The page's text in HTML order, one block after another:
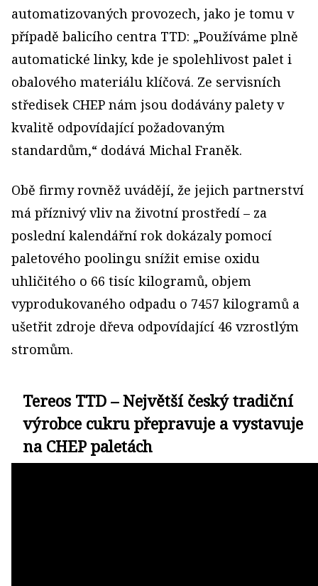
automatizovaných provozech, jako je tomu v
případě balicího centra TTD: „Používáme plně
automatické linky, kde je spolehlivost palet i
obalového materiálu klíčová. Ze servisních
středisek CHEP nám jsou dodávány palety v
kvalitě odpovídající požadovaným
standardům,“ dodává Michal Franěk.
Obě firmy rovněž uvádějí, že jejich partnerství
má příznivý vliv na životní prostředí – za
poslední kalendářní rok dokázaly pomocí
paletového poolingu snížit emise oxidu
uhličitého o 66 tisíc kilogramů, objem
vyprodukovaného odpadu o 7457 kilogramů a
ušetřit zdroje dřeva odpovídající 46 vzrostlým
stromům.
Tereos TTD – Největší český tradiční
výrobce cukru přepravuje a vystavuje
na CHEP paletách